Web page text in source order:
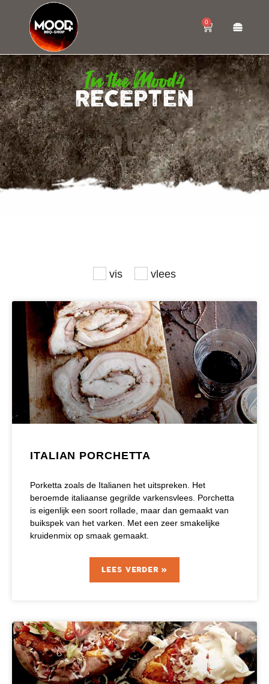
0
In the Mood4
RECEPTEN
vis vlees
ITALIAN PORCHETTA
Porketta zoals de Italianen het uitspreken. Het
beroemde italiaanse gegrilde varkensvlees. Porchetta
is eigenlijk een soort rollade, maar dan gemaakt van
buikspek van het varken. Met een zeer smakelijke
kruidenmix op smaak gemaakt.
LEES VERDER »